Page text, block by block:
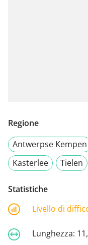
Regione
Antwerpse Kempen
Kasterlee
Tielen
Statistiche
Livello di
Lunghezza: